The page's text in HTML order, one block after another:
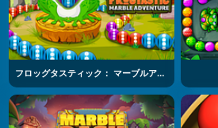
フロッグタスティック： マーブルアドベンチャー